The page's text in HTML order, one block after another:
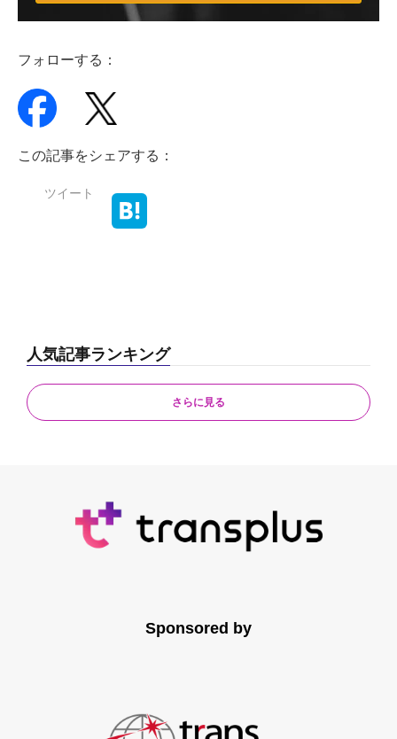
フォローする：
この記事をシェアする：
ツイート
人気記事ランキング
さらに見る
Sponsored by